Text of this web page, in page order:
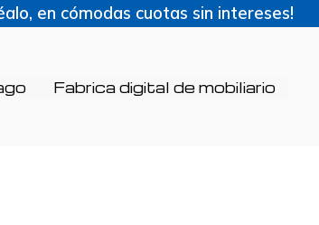
en cómodas cuotas sin intereses!
Fabrica digital de mobiliario